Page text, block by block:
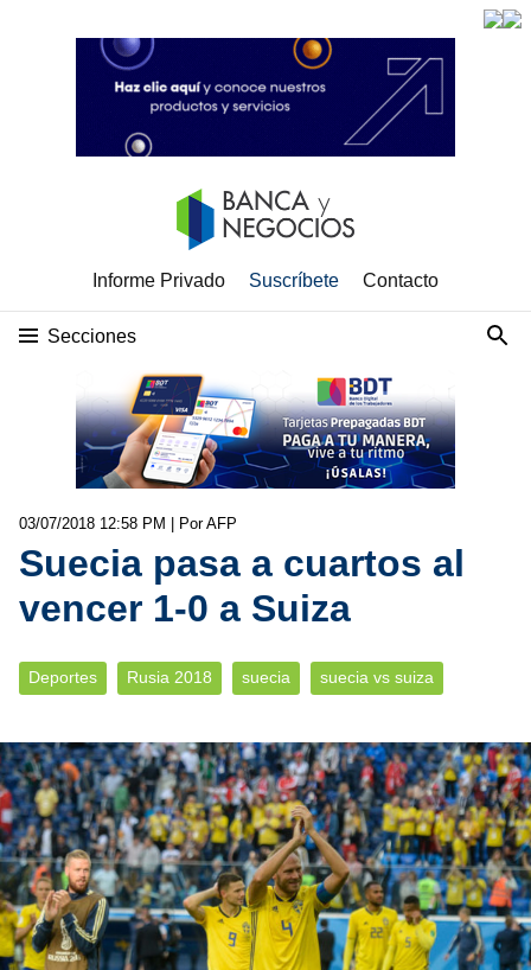
Informe Privado Suscríbete Contacto
Secciones
03/07/2018 12:58 PM | Por AFP
Suecia pasa a cuartos al
vencer 1-0 a Suiza
Deportes Rusia 2018 suecia suecia vs suiza